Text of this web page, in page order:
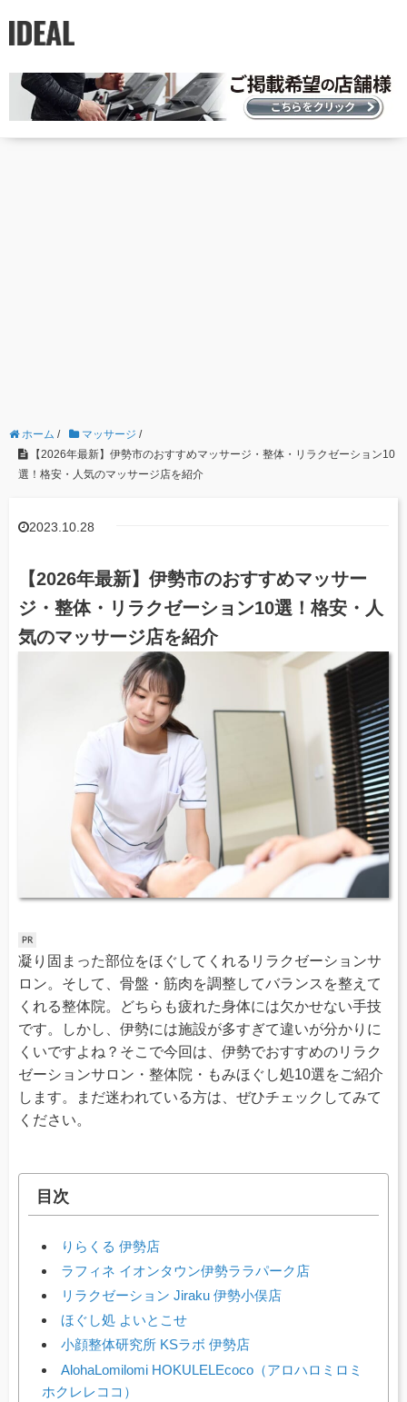
ホーム / マッサージ /
【2026年最新】伊勢市のおすすめマッサージ・整体・リラクゼーション10
選！格安・人気のマッサージ店を紹介
2023.10.28
【2026年最新】伊勢市のおすすめマッサー
ジ・整体・リラクゼーション10選！格安・人
気のマッサージ店を紹介
凝り固まった部位をほぐしてくれるリラクゼーションサ
ロン。そして、骨盤・筋肉を調整してバランスを整えて
くれる整体院。どちらも疲れた身体には欠かせない手技
です。しかし、伊勢には施設が多すぎて違いが分かりに
くいですよね？そこで今回は、伊勢でおすすめのリラク
ゼーションサロン・整体院・もみほぐし処10選をご紹介
します。まだ迷われている方は、ぜひチェックしてみて
ください。
目次
りらくる 伊勢店
ラフィネ イオンタウン伊勢ララパーク店
リラクゼーション Jiraku 伊勢小俣店
ほぐし処 よいとこせ
小顔整体研究所 KSラボ 伊勢店
AlohaLomilomi HOKULELEcoco（アロハロミロミ
ホクレレココ）